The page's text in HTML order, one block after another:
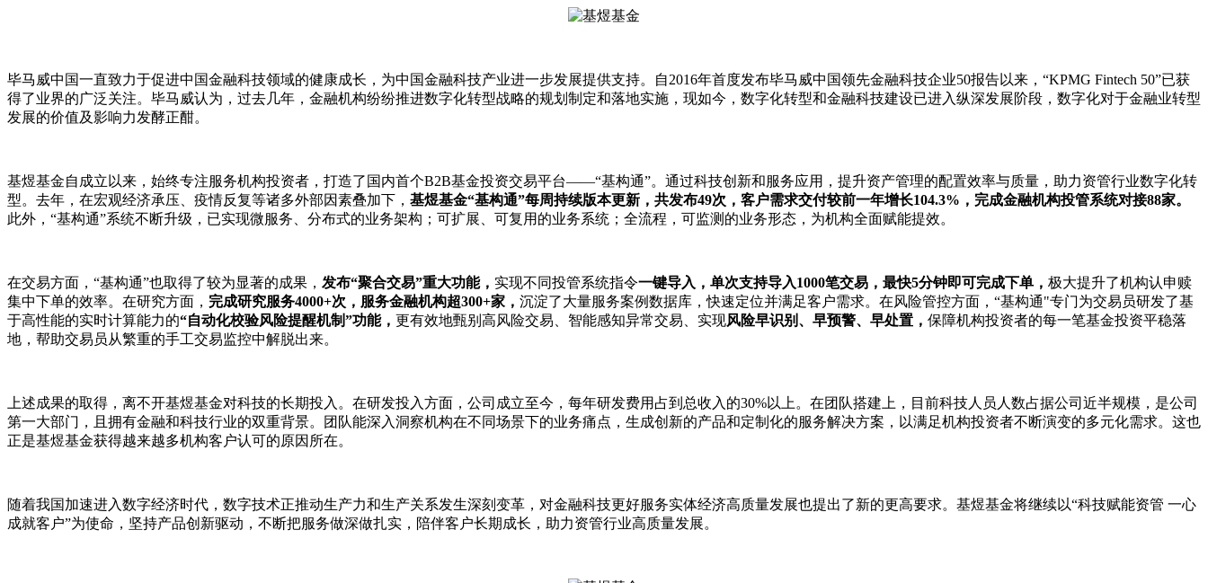
毕马威中国一直致力于促进中国金融科技领域的健康成长，为中国金融科技产业进一步发展提供支持。自2016年首度发布毕马威中国领先金融科技企业50报告以来，“KPMG Fintech 50”已获
得了业界的广泛关注。毕马威认为，过去几年，金融机构纷纷推进数字化转型战略的规划制定和落地实施，现如今，数字化转型和金融科技建设已进入纵深发展阶段，数字化对于金融业转型
发展的价值及影响力发酵正酣。
基煜基金自成立以来，始终专注服务机构投资者，打造了国内首个B2B基金投资交易平台——“基构通”。通过科技创新和服务应用，提升资产管理的配置效率与质量，助力资管行业数字化转
型。去年，在宏观经济承压、疫情反复等诸多外部因素叠加下， 基煜基金“基构通”每周持续版本更新，共发布49次，客户需求交付较前一年增长104.3%，完成金融机构投管系统对接88家。
此外，“基构通”系统不断升级，已实现微服务、分布式的业务架构；可扩展、可复用的业务系统；全流程，可监测的业务形态，为机构全面赋能提效。
在交易方面，“基构通”也取得了较为显著的成果， 发布“聚合交易”重大功能， 实现不同投管系统指令一键导入，单次支持导入1000笔交易，最快5分钟即可完成下单， 极大提升了机构认申赎
集中下单的效率。在研究方面， 完成研究服务4000+次，服务金融机构超300+家， 沉淀了大量服务案例数据库，快速定位并满足客户需求。在风险管控方面，“基构通"专门为交易员研发了基
于高性能的实时计算能力的“自动化校验风险提醒机制”功能， 更有效地甄别高风险交易、智能感知异常交易、实现风险早识别、早预警、早处置， 保障机构投资者的每一笔基金投资平稳落
地，帮助交易员从繁重的手工交易监控中解脱出来。
上述成果的取得，离不开基煜基金对科技的长期投入。在研发投入方面，公司成立至今，每年研发费用占到总收入的30%以上。在团队搭建上，目前科技人员人数占据公司近半规模，是公司
第一大部门，且拥有金融和科技行业的双重背景。团队能深入洞察机构在不同场景下的业务痛点，生成创新的产品和定制化的服务解决方案，以满足机构投资者不断演变的多元化需求。这也
正是基煜基金获得越来越多机构客户认可的原因所在。
随着我国加速进入数字经济时代，数字技术正推动生产力和生产关系发生深刻变革，对金融科技更好服务实体经济高质量发展也提出了新的更高要求。基煜基金将继续以“科技赋能资管 一心
成就客户”为使命，坚持产品创新驱动，不断把服务做深做扎实，陪伴客户长期成长，助力资管行业高质量发展。